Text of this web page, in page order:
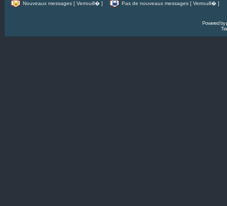
Nouveaux messages [ Verrouill� ]
Pas de nouveaux messages [ Verrouill� ]
Powered by